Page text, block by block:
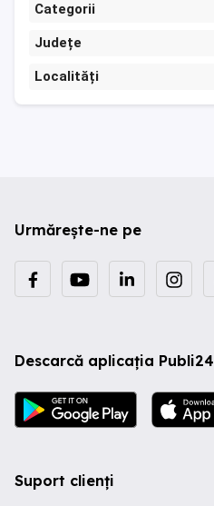
Categorii
Județe
Localități
Urmărește-ne pe
Descarcă aplicația Publi24
Suport clienți